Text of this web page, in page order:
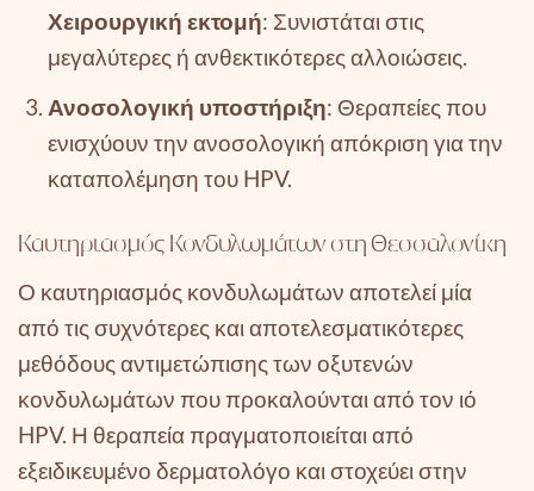
Χειρουργική εκτομή: Συνιστάται στις
μεγαλύτερες ή ανθεκτικότερες αλλοιώσεις.
Ανοσολογική υποστήριξη: Θεραπείες που
ενισχύουν την ανοσολογική απόκριση για την
καταπολέμηση του HPV.
Καυτηριασμός Κονδυλωμάτων στη Θεσσαλονίκη
Ο καυτηριασμός κονδυλωμάτων αποτελεί μία
από τις συχνότερες και αποτελεσματικότερες
μεθόδους αντιμετώπισης των οξυτενών
κονδυλωμάτων που προκαλούνται από τον ιό
HPV. Η θεραπεία πραγματοποιείται από
εξειδικευμένο δερματολόγο και στοχεύει στην